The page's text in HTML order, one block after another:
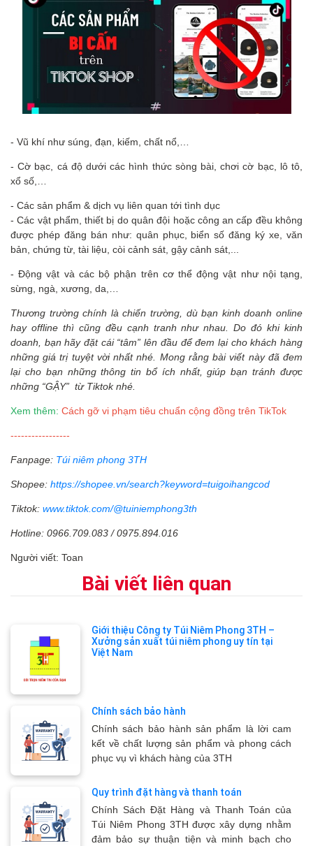
- Vũ khí như súng, đạn, kiếm, chất nổ,…
- Cờ bạc, cá độ dưới các hình thức sòng bài, chơi cờ bạc, lô tô,
xổ số,…
- Các sản phẩm & dịch vụ liên quan tới tình dục
- Các vật phẩm, thiết bị do quân đội hoặc công an cấp đều không
được phép đăng bán như: quân phục, biển số đăng ký xe, văn
bản, chứng từ, tài liệu, còi cảnh sát, gậy cảnh sát,...
- Động vật và các bộ phận trên cơ thể động vật như nội tạng,
sừng, ngà, xương, da,…
Thương trường chính là chiến trường, dù bạn kinh doanh online
hay offline thì cũng đều cạnh tranh như nhau. Do đó khi kinh
doanh, bạn hãy đặt cái “tâm” lên đầu để đem lại cho khách hàng
những giá trị tuyệt vời nhất nhé. Mong rằng bài viết này đã đem
lại cho bạn những thông tin bổ ích nhất, giúp bạn tránh được
những “GẬY” từ Tiktok nhé.
Xem thêm: Cách gỡ vi phạm tiêu chuẩn cộng đồng trên TikTok
-----------------
Fanpage: Túi niêm phong 3TH
Shopee: https://shopee.vn/search?keyword=tuigoihangcod
Tiktok: www.tiktok.com/@tuiniemphong3th
Hotline: 0966.709.083 / 0975.894.016
Người viết: Toan
Bài viết liên quan
Giới thiệu Công ty Túi Niêm Phong 3TH –
Xưởng sản xuất túi niêm phong uy tín tại
Việt Nam
Chính sách bảo hành
Chính sách bảo hành sản phẩm là lời cam
kết về chất lượng sản phẩm và phong cách
phục vụ vì khách hàng của 3TH
Quy trình đặt hàng và thanh toán
Chính Sách Đặt Hàng và Thanh Toán của
Túi Niêm Phong 3TH được xây dựng nhằm
đảm bảo sự thuận tiện và minh bạch cho